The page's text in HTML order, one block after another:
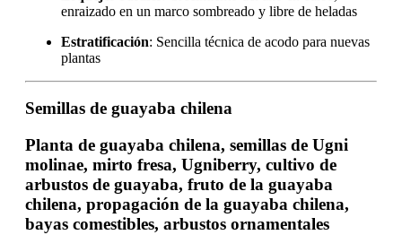
enraizado en un marco sombreado y libre de heladas
Estratificación: Sencilla técnica de acodo para nuevas
plantas
Semillas de guayaba chilena
Planta de guayaba chilena, semillas de Ugni
molinae, mirto fresa, Ugniberry, cultivo de
arbustos de guayaba, fruto de la guayaba
chilena, propagación de la guayaba chilena,
bayas comestibles, arbustos ornamentales